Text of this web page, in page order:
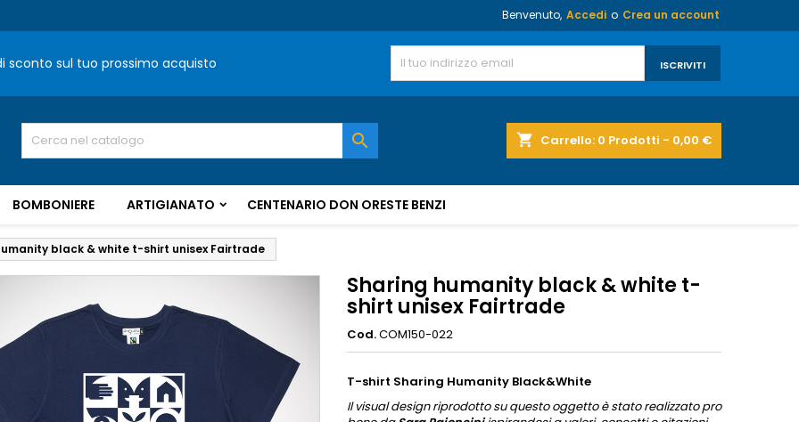
Benvenuto, Accedi o Crea un account
sconto sul tuo prossimo acquisto
shopping_cart Carrello: 0 Prodotti - 0,00 €

BOMBONIERE ARTIGIANATO CENTENARIO DON ORESTE BENZI
black & white t-shirt unisex Fairtrade
Sharing humanity black & white t-
shirt unisex Fairtrade
Cod.COM150-022
T-shirt Sharing Humanity Black&White
Il visual design riprodotto su questo oggetto è stato realizzato pro